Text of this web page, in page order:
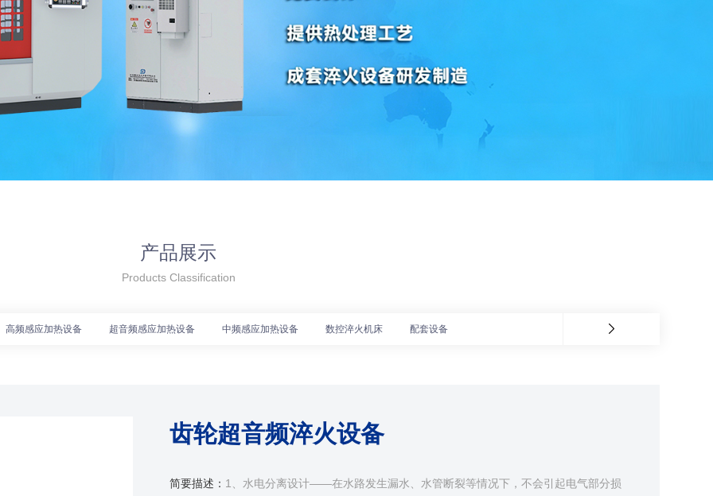
产品展示
Products Classification
高频感应加热设备 超音频感应加热设备 中频感应加热设备 数控淬火机床 配套设备
齿轮超音频淬火设备
简要描述： 1、水电分离设计——在水路发生漏水、水管断裂等情况下，不会引起电气部分损